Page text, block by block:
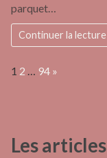
parquet…
Continuer la lecture
Page:
1 2 94 Next
»
Les